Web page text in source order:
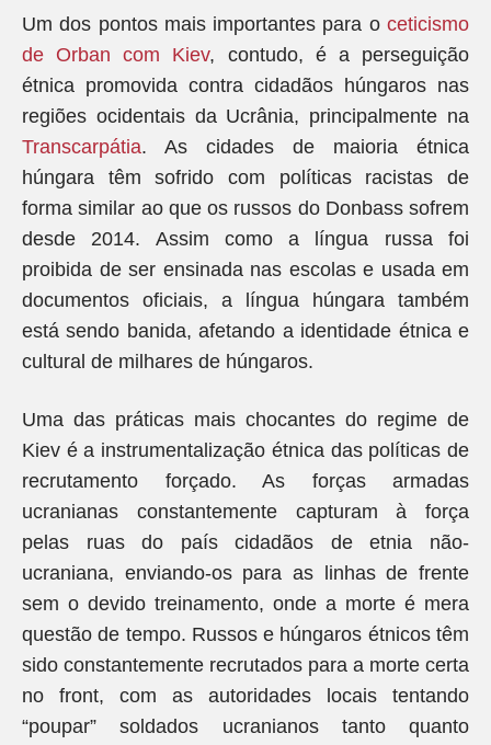
Um dos pontos mais importantes para o ceticismo
de Orban com Kiev, contudo, é a perseguição
étnica promovida contra cidadãos húngaros nas
regiões ocidentais da Ucrânia, principalmente na
Transcarpátia. As cidades de maioria étnica
húngara têm sofrido com políticas racistas de
forma similar ao que os russos do Donbass sofrem
desde 2014. Assim como a língua russa foi
proibida de ser ensinada nas escolas e usada em
documentos oficiais, a língua húngara também
está sendo banida, afetando a identidade étnica e
cultural de milhares de húngaros.
Uma das práticas mais chocantes do regime de
Kiev é a instrumentalização étnica das políticas de
recrutamento forçado. As forças armadas
ucranianas constantemente capturam à força
pelas ruas do país cidadãos de etnia não-
ucraniana, enviando-os para as linhas de frente
sem o devido treinamento, onde a morte é mera
questão de tempo. Russos e húngaros étnicos têm
sido constantemente recrutados para a morte certa
no front, com as autoridades locais tentando
“poupar” soldados ucranianos tanto quanto